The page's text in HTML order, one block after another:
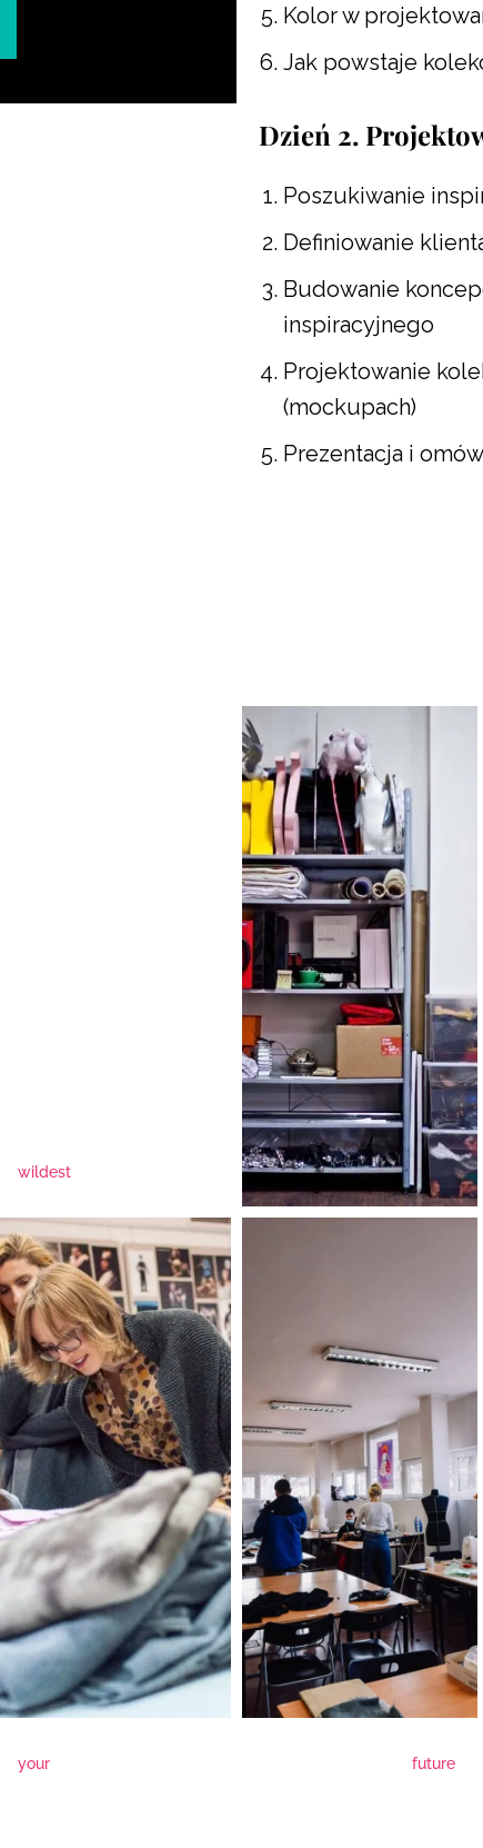
Kolor w
Jak powstaje
Dzień 2.
Poszukiwanie
Definiowanie
Budowanie
inspiracyjnego
Projektowanie
(mockupach)
Prezentacja i
wildest
your future